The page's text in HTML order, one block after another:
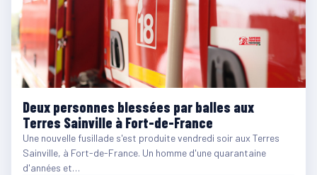
Deux personnes blessées par balles aux
Terres Sainville à Fort-de-France
Une nouvelle fusillade s'est produite vendredi soir aux Terres
Sainville, à Fort-de-France. Un homme d'une quarantaine
d'années et…